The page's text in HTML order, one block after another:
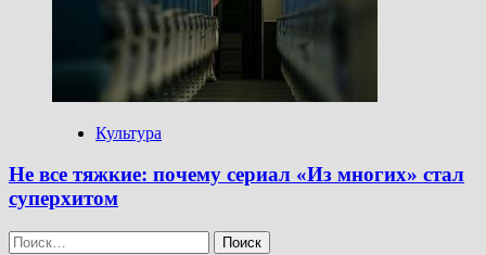
Культура
Не все тяжкие: почему сериал «Из многих» стал
суперхитом
Найти: